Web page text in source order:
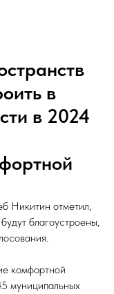
в
в 2024
Никитин отметил,
благоустроены,
комфортной
муниципальных